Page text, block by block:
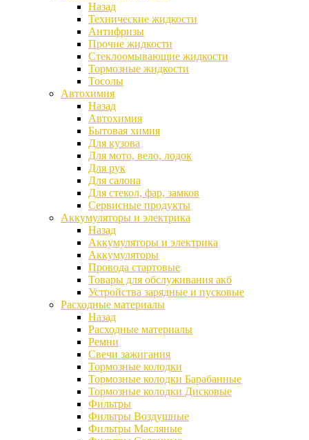
Назад
Технические жидкости
Антифризы
Прочие жидкости
Стеклоомывающие жидкости
Тормозные жидкости
Тосолы
Автохимия
Назад
Автохимия
Бытовая химия
Для кузова
Для мото, вело, лодок
Для рук
Для салона
Для стекол, фар, замков
Сервисные продукты
Аккумуляторы и электрика
Назад
Аккумуляторы и электрика
Аккумуляторы
Провода стартовые
Товары для обслуживания акб
Устройства зарядные и пусковые
Расходные материалы
Назад
Расходные материалы
Ремни
Свечи зажигания
Тормозные колодки
Тормозные колодки Барабанные
Тормозные колодки Дисковые
Фильтры
Фильтры Воздушные
Фильтры Масляные